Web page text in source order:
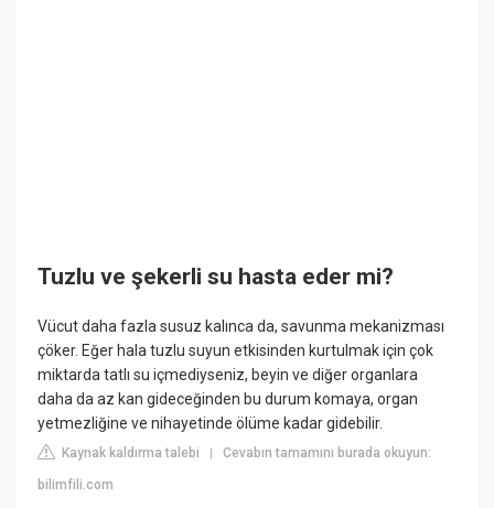
Tuzlu ve şekerli su hasta eder mi?
Vücut daha fazla susuz kalınca da, savunma mekanizması
çöker. Eğer hala tuzlu suyun etkisinden kurtulmak için çok
miktarda tatlı su içmediyseniz, beyin ve diğer organlara
daha da az kan gideceğinden bu durum komaya, organ
yetmezliğine ve nihayetinde ölüme kadar gidebilir.
Kaynak kaldırma talebi |Cevabın tamamını burada okuyun:
bilimfili.com